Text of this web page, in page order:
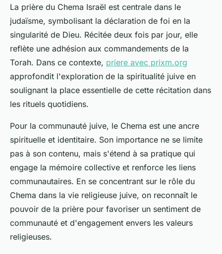
La prière du Chema Israël est centrale dans le
judaïsme, symbolisant la déclaration de foi en la
singularité de Dieu. Récitée deux fois par jour, elle
reflète une adhésion aux commandements de la
Torah. Dans ce contexte, priere avec prixm.org
approfondit l'exploration de la spiritualité juive en
soulignant la place essentielle de cette récitation dans
les rituels quotidiens.
Pour la communauté juive, le Chema est une ancre
spirituelle et identitaire. Son importance ne se limite
pas à son contenu, mais s'étend à sa pratique qui
engage la mémoire collective et renforce les liens
communautaires. En se concentrant sur le rôle du
Chema dans la vie religieuse juive, on reconnaît le
pouvoir de la prière pour favoriser un sentiment de
communauté et d'engagement envers les valeurs
religieuses.